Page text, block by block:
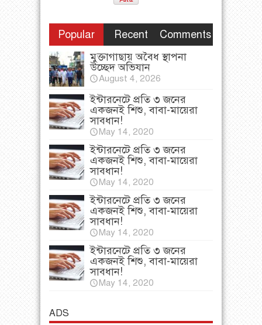
Popular Recent
Comments
মুক্তাগাছায় অবৈধ স্থাপনা
উচ্ছেদ অভিযান
August 4, 2026
ইন্টারনেটে প্রতি ৩ জনের
একজনই শিশু, বাবা-মায়েরা
সাবধান!
May 14, 2020
ইন্টারনেটে প্রতি ৩ জনের
একজনই শিশু, বাবা-মায়েরা
সাবধান!
May 14, 2020
ইন্টারনেটে প্রতি ৩ জনের
একজনই শিশু, বাবা-মায়েরা
সাবধান!
May 14, 2020
ইন্টারনেটে প্রতি ৩ জনের
একজনই শিশু, বাবা-মায়েরা
সাবধান!
May 14, 2020
ADS